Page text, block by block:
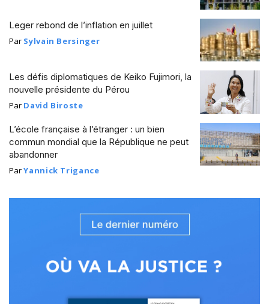
Leger rebond de l’inflation en juillet
Par Sylvain Bersinger
Les défis diplomatiques de Keiko Fujimori, la
nouvelle présidente du Pérou
Par David Biroste
L’école française à l’étranger : un bien
commun mondial que la République ne peut
abandonner
ParYannick Trigance